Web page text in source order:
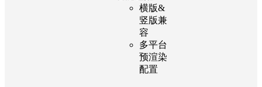
横版&
竖版兼
容
多平台
预渲染
配置